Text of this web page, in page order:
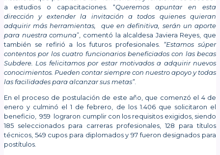
a estudios o capacitaciones. “Queremos apuntar en esta
dirección y extender la invitación a todos quienes quieran
adquirir más herramientas, que en definitiva, serán un aporte
para nuestra comuna”, comentó la alcaldesa Javiera Reyes, que
también se refirió a los futuros profesionales. “Estamos súper
contentos por los cuatro funcionarios beneficiados con las becas
Subdere. Los felicitamos por estar motivados a adquirir nuevos
conocimientos. Pueden contar siempre con nuestro apoyo y todas
las facilidades para alcanzar sus metas”.
En el proceso de postulación de este año, que comenzó el 4 de
enero y culminó el 1 de febrero, de los 1.406 que solicitaron el
beneficio, 959 lograron cumplir con los requisitos exigidos, siendo
185 seleccionados para carreras profesionales, 128 para títulos
técnicos, 549 cupos para diplomados y 97 fueron designados para
postítulos.